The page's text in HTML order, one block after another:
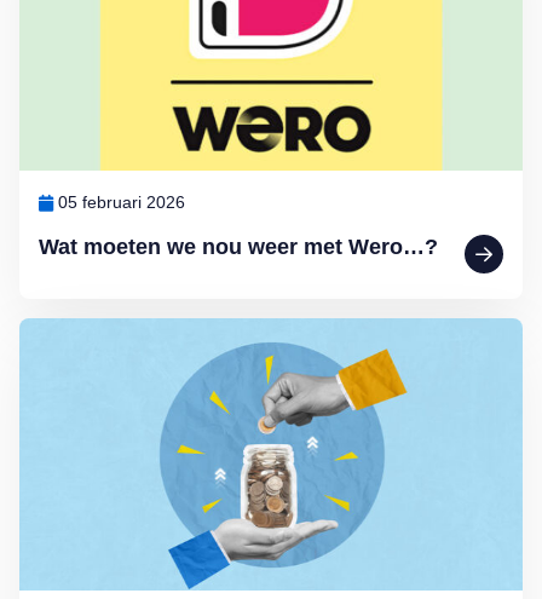
Wat moeten we nou weer met Wero…?
05 februari 2026
Lees meer over Het blijft kwakkelen met de spaarrentes